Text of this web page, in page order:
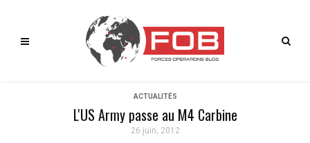
ACTUALITÉS
L'US Army passe au M4 Carbine
26 juin, 2012